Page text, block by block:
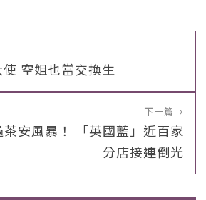
空姐也當交換生
下一篇→
安風暴！ 「英國藍」近百家
分店接連倒光